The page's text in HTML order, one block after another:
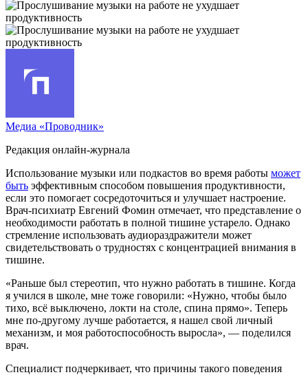
Медиа «Проводник»
Редакция онлайн-журнала
Использование музыки или подкастов во время работы может
быть эффективным способом повышения продуктивности,
если это помогает сосредоточиться и улучшает настроение.
Врач-психиатр Евгений Фомин отмечает, что представление о
необходимости работать в полной тишине устарело. Однако
стремление использовать аудиораздражители может
свидетельствовать о трудностях с концентрацией внимания в
тишине.
«Раньше был стереотип, что нужно работать в тишине. Когда
я учился в школе, мне тоже говорили: «Нужно, чтобы было
тихо, всё выключено, локти на столе, спина прямо». Теперь
мне по-другому лучше работается, я нашел свой личный
механизм, и моя работоспособность выросла», — поделился
врач.
Специалист подчеркивает, что причины такого поведения